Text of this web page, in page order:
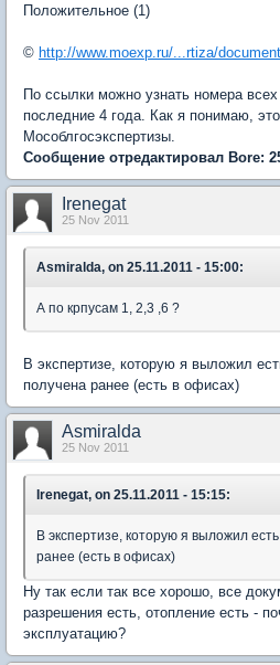
Положительное (1)
© http://www.moexp.ru/...rtiza/
По ссылки можно узнать номера
последние 4 года. Как я понимаю,
Мособлгосэкспертизы.
Сообщение отредактировал Bore:
Irenegat
25 Nov 2011
Asmiralda, on 25.11.2011 - 15:00:
А по крпусам 1, 2,3 ,6 ?
В экспертизе, которую я выложил
получена ранее (есть в офисах)
Asmiralda
25 Nov 2011
Irenegat, on 25.11.2011 - 15:15:
В экспертизе, которую я выложил
ранее (есть в офисах)
Ну так если так все хорошо, все
разрешения есть, отопление есть -
эксплуатацию?